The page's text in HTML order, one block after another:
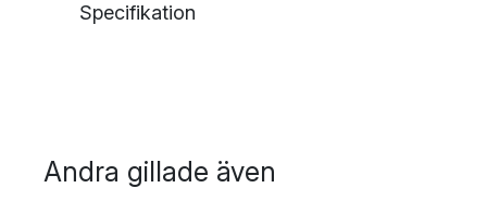
Specifikation
Andra gillade även